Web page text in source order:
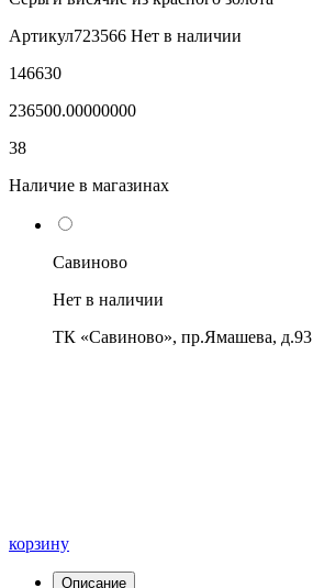
Артикул723566 Нет в наличии
146630
236500.00000000
38
Наличие в магазинах
Савиново
Нет в наличии
ТК «Савиново», пр.Ямашева, д.93
корзину
Описание